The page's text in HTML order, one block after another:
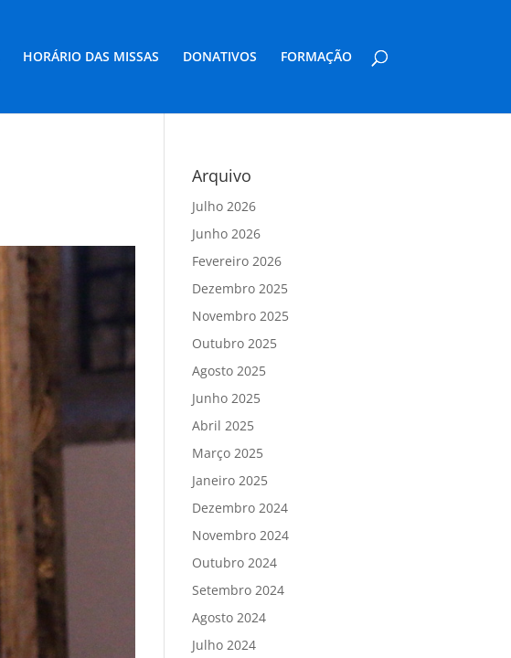
HORÁRIO DAS MISSAS DONATIVOS FORMAÇÃO
Arquivo
Julho 2026
Junho 2026
Fevereiro 2026
Dezembro 2025
Novembro 2025
Outubro 2025
Agosto 2025
Junho 2025
Abril 2025
Março 2025
Janeiro 2025
Dezembro 2024
Novembro 2024
Outubro 2024
Setembro 2024
Agosto 2024
Julho 2024